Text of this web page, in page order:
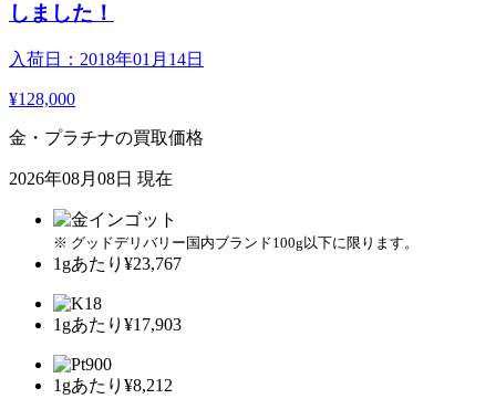
しました！
入荷日：2018年01月14日
¥128,000
金・プラチナの買取価格
2026年08月08日 現在
※ グッドデリバリー国内ブランド100g以下に限ります。
1gあたり ¥23,767
1gあたり ¥17,903
1gあたり ¥8,212